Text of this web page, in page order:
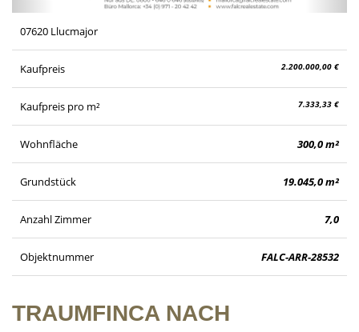
07620 Llucmajor
Kaufpreis 2.200.000,00 €
Kaufpreis pro m² 7.333,33 €
Wohnfläche 300,0 m²
Grundstück 19.045,0 m²
Anzahl Zimmer 7,0
Objektnummer FALC-ARR-28532
TRAUMFINCA NACH